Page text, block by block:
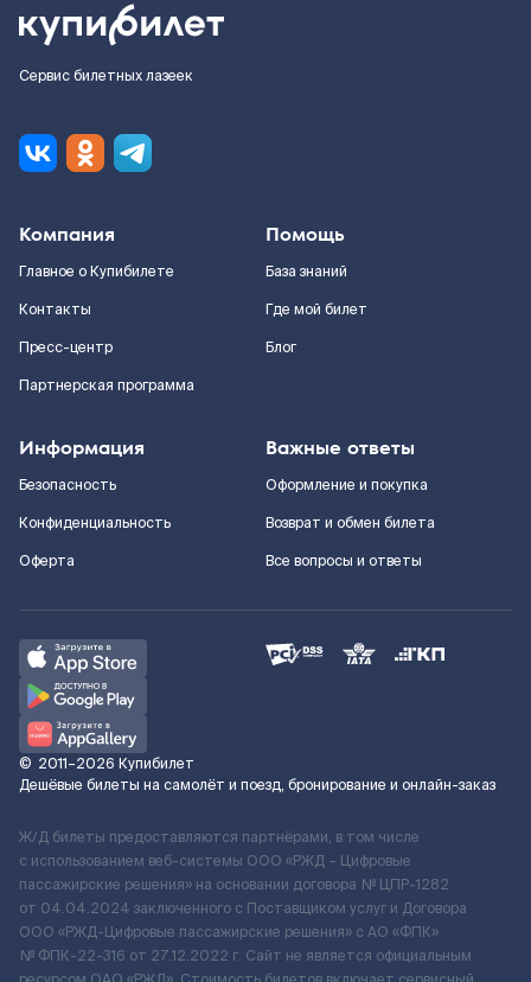
Сервис билетных лазеек
Компания
Главное о Купибилете
Контакты
Пресс-центр
Партнерская программа
Помощь
База знаний
Где мой билет
Блог
Информация
Безопасность
Конфиденциальность
Оферта
Важные ответы
Оформление и покупка
Возврат и обмен билета
Все вопросы и ответы
© 2011–2026 Купибилет
Дешёвые билеты на самолёт и поезд, бронирование и онлайн-заказ
Ж/Д билеты предоставляются партнёрами, в том числе
с использованием веб-системы ООО «РЖД – Цифровые
пассажирские решения» на основании договора № ЦПР-1282
от 04.04.2024 заключенного с Поставщиком услуг и Договора
ООО «РЖД-Цифровые пассажирские решения» c АО «ФПК»
№ ФПК-22-316 от 27.12.2022 г. Сайт не является официальным